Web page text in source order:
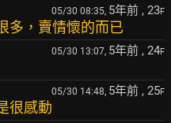
05/30 08:35, 5年前 , 23F
多，賣情懷的而已
05/30 13:07, 5年前 , 24F
05/30 14:48, 5年前 , 25F
很感動